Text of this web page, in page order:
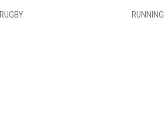
RUGBY RUNNING